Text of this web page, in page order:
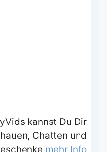
kannst Du Dir
Chatten und
mehr Info